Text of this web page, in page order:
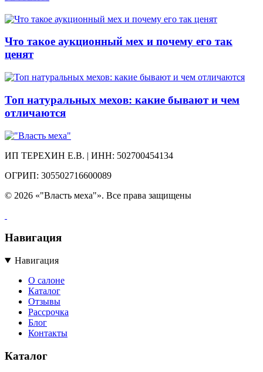
Что такое аукционный мех и почему его так
ценят
Топ натуральных мехов: какие бывают и чем
отличаются
ИП ТЕРЕХИН Е.В. | ИНН: 502700454134
ОГРИП: 305502716600089
© 2026 «"Власть меха"». Все права защищены
Навигация
Навигация
О салоне
Каталог
Отзывы
Рассрочка
Блог
Контакты
Каталог